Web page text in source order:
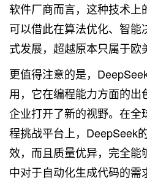
软件厂商而言，这种技术上
可以借此在算法优化、智
式发展，超越原本只属于欧
更值得注意的是，
用，它在编程能力方面的
企业打开了新的视野。在全
程挑战平台上，DeepSeek
效，而且质量优异，完全能
中对于自动化生成代码的